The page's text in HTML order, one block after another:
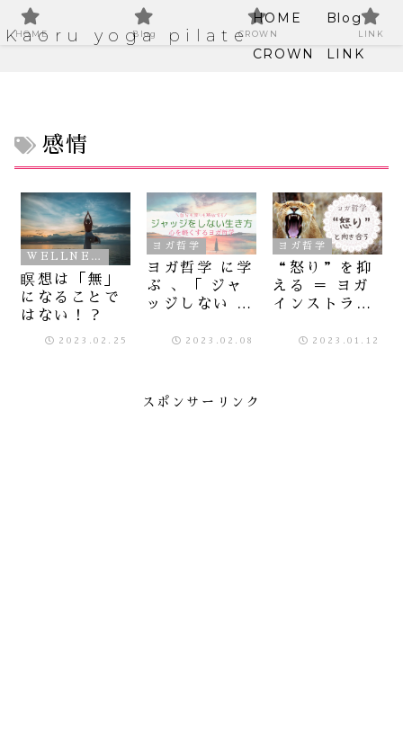
Kaoru yoga pilate
HOME Blog
CROWN LINK
感情
WELLNESS
瞑想は「無」
になることで
はない！？
2023.02.25
ヨガ哲学
ヨガ哲学 に学
ぶ 、「 ジャ
ッジしない 」
2023.02.08
ヨガ哲学
“怒り”を抑
える ＝ ヨガ
インストラク
行する怒りと
2023.01.12
スポンサーリンク
HOME Blog CROWN LINK